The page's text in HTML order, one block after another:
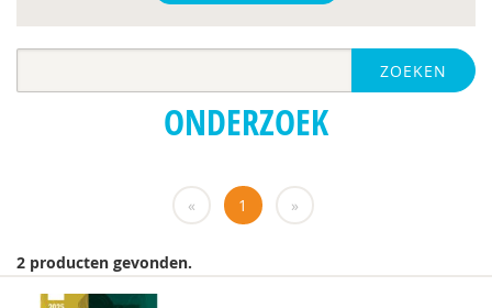
Hilde van den Berg
Els Blijd-Hoogewys
H. Boswijk
Bianca E. Boyer
ZOEKEN
ONDERZOEK
« 1 »
2 producten gevonden.